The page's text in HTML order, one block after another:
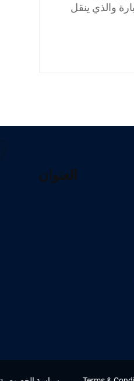
والذي ينقل
العنوان